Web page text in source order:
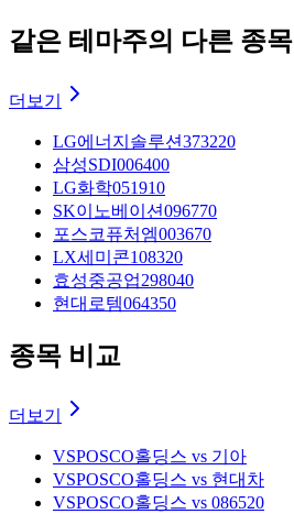
같은 테마주의 다른 종목
더보기
LG에너지솔루션373220
삼성SDI006400
LG화학051910
SK이노베이션096770
포스코퓨처엠003670
LX세미콘108320
효성중공업298040
현대로템064350
종목 비교
더보기
VSPOSCO홀딩스 vs 기아
VSPOSCO홀딩스 vs 현대차
VSPOSCO홀딩스 vs 086520